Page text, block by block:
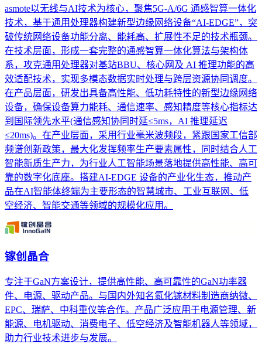
asmote以无线与AI技术为核心，聚焦5G-A/6G 通感智算一体化
技术，基于通用处理器构建新型边缘网络设备“AI-EDGE”，突
破传统网络设备功能分离、能耗高、扩展性不足的技术瓶颈。
在技术层面，形成一套完整的通感智算一体化算法与架构体
系，攻克通用处理器对基站BBU、核心网及 AI 推理功能的高
效适配技术，实现多模态数据实时处理与跨层资源协同调度。
在产品层面，研发出具备高性能、低功耗特性的新型边缘网络
设备，确保设备算力能耗、通信速率、感知精度等核心指标达
到国际领先水平(通信感知协同时延≤5ms，AI 推理延迟
≤20ms)。在产业层面，采用行业毫米波频段，紧跟国家工信部
频谱创新政策，最大化发挥频率生产要素属性，同时结合人工
智能新质生产力，为行业人工智能场景落地提供高性能、高可
靠的数字化底座。搭建AI-EDGE 设备的产业化生态，推动产
品在AI智能体终端为主要形态的智慧城市、工业互联网、低
空经济、智能交通等领域的规模化应用。
镓创晶合
专注于GaN方案设计，提供高性能、高可靠性的GaN功率器
件、电源、驱动产品。与国内外知名氮化镓材料制造商纳微、
EPC、瑞萨、中科重仪等合作。产品广泛应用于电源管理、新
能源、电机驱动、消费电子、低空经济及智能机器人等领域，
助力行业技术进步与发展。